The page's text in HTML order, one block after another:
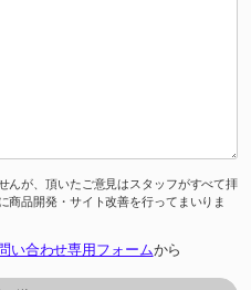
んが、頂いたご意見はスタッフがすべて拝
商品開発・サイト改善を行ってまいりま
い合わせ専用フォームから